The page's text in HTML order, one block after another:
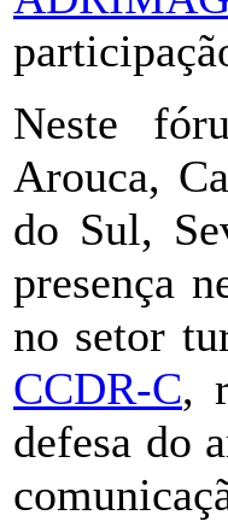
Neste
Arouca,
do Sul,
presença
no setor
CCDR-C,
defesa do